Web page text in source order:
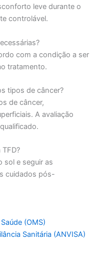
leve durante o
controlável.
com a condição a ser
tratamento.
tipos de câncer?
de câncer,
A avaliação
sol e seguir as
cuidados pós-
(OMS)
Sanitária (ANVISA)